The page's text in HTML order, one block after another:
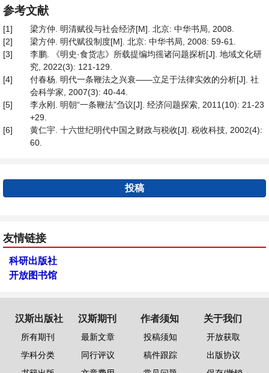
参考文献
[1]
梁方仲. 明清赋役与社会经济[M]. 北京: 中华书局, 2008.
[2]
梁方仲. 明代赋役制度[M]. 北京: 中华书局, 2008: 59-61.
[3]
李鹏. 《明史·食货志》所载提编均徭诸问题探析[J]. 地域文化研
究, 2022(3): 121-129.
[4]
付春杨. 明代一条鞭法之兴衰——立足于法律实效的分析[J]. 社
会科学家, 2007(3): 40-44.
[5]
李永刚. 明朝“一条鞭法”刍议[J]. 经济问题探索, 2011(10): 21-23
+29.
[6]
黄仁宇. 十六世纪明代中国之财政与税收[J]. 税收科技, 2002(4):
60.
投稿
友情链接
科研出版社
开放图书馆
汉斯出版社
所有期刊
学科分类
汉斯期刊
最新文章
同行评议
作者须知
投稿须知
稿件跟踪
关于我们
开放获取
出版协议